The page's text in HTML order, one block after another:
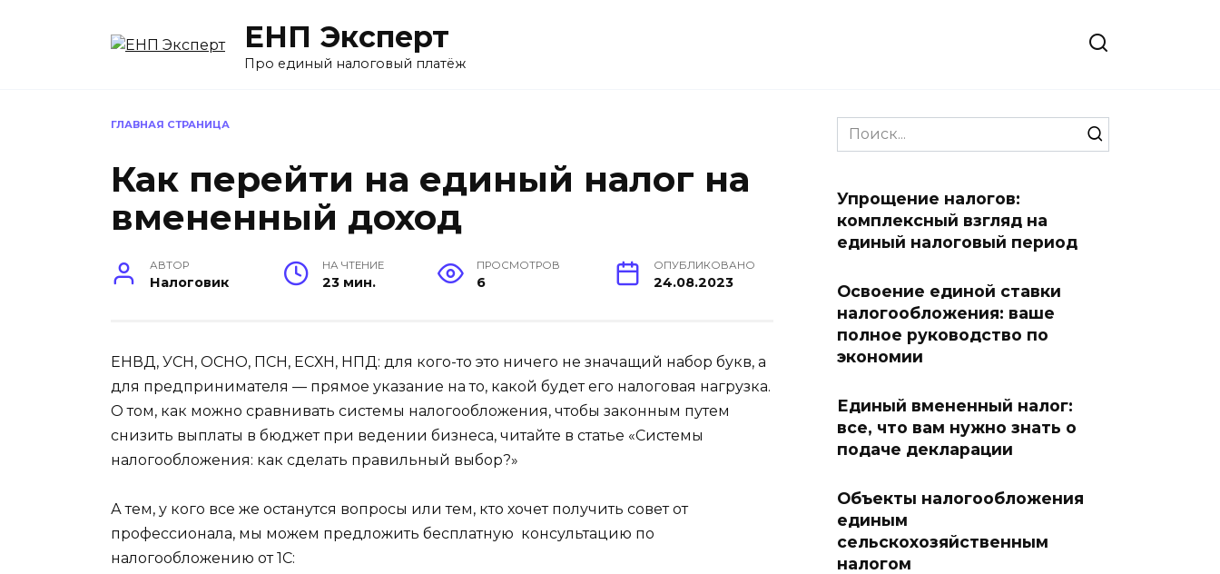
ЕНП Эксперт
Про единый налоговый платёж
ГЛАВНАЯ СТРАНИЦА
Как перейти на единый налог на
вмененный доход
АВТОР
Налоговик
НА ЧТЕНИЕ
23 мин.
ПРОСМОТРОВ
6
ОПУБЛИКОВАНО
24.08.2023
ЕНВД, УСН, ОСНО, ПСН, ЕСХН, НПД: для кого-то это ничего не значащий набор букв, а
для предпринимателя — прямое указание на то, какой будет его налоговая нагрузка.
О том, как можно сравнивать системы налогообложения, чтобы законным путем
снизить выплаты в бюджет при ведении бизнеса, читайте в статье «Системы
налогообложения: как сделать правильный выбор?»
А тем, у кого все же останутся вопросы или тем, кто хочет получить совет от
профессионала, мы можем предложить бесплатную консультацию по
налогообложению от 1С:
Search
for:
Упрощение налогов:
комплексный взгляд на
единый налоговый период
Освоение единой ставки
налогообложения: ваше
полное руководство по
экономии
Единый вмененный налог:
все, что вам нужно знать о
подаче декларации
Объекты налогообложения
единым
сельскохозяйственным
налогом